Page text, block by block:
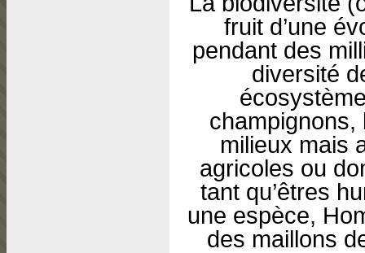
fruit d’une
pendant des
diversité
milieux mais
agricoles ou
tant qu’êtres
une espèce,
des maillons